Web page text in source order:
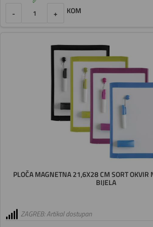
- + KOM
PLOČA MAGNETNA 21,6X28 CM SORT
BIJELA
ZAGREB: Artikal dostupan